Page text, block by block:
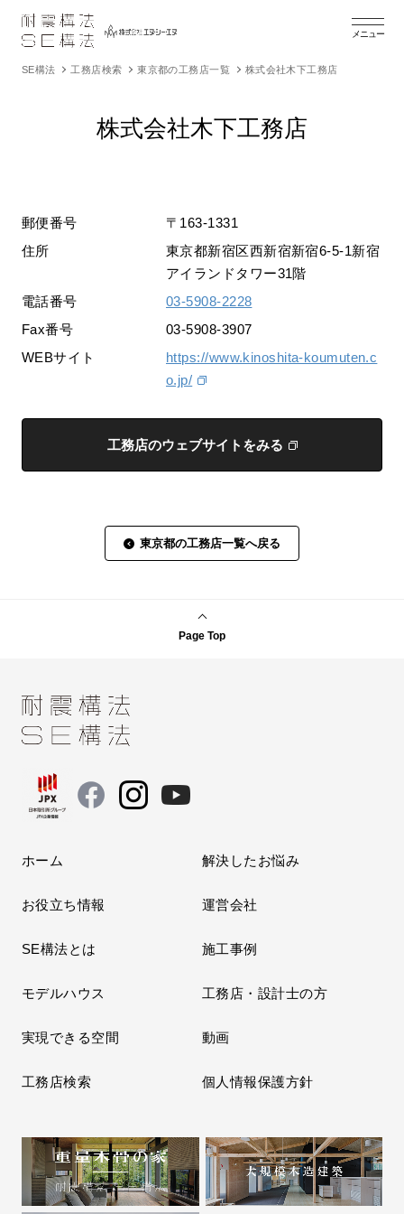
メニュー
SE構法 工務店検索 東京都の工務店一覧 株式会社木下工務店
株式会社木下工務店
郵便番号
〒163-1331
住所
東京都新宿区西新宿新宿6-5-1新宿
アイランドタワー31階
電話番号
03-5908-2228
Fax番号
03-5908-3907
WEBサイト
https://www.kinoshita-koumuten.c
o.jp/
工務店のウェブサイトをみる
東京都の工務店一覧へ戻る
Page Top
ホーム 解決したお悩み
お役立ち情報 運営会社
SE構法とは 施工事例
モデルハウス 工務店・設計士の方
実現できる空間 動画
工務店検索 個人情報保護方針